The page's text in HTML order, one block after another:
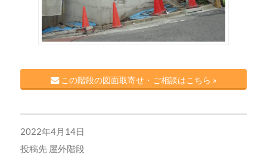
この階段の図面取寄せ・ご相談はこちら »
2022年4月14日
投稿先 屋外階段